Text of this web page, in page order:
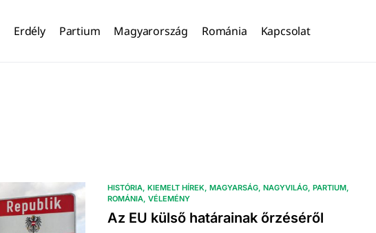
Erdély Partium Magyarország Románia Kapcsolat
HISTÓRIA KIEMELT HÍREK MAGYARSÁG NAGYVILÁG PARTIUM
ROMÁNIA VÉLEMÉNY
Az EU külső határainak őrzéséről